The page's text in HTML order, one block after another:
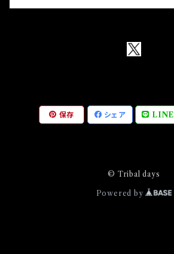
保存 シェア LINE
© Tribal days
Powered by